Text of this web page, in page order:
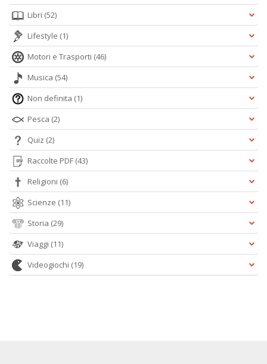
Libri (52)
Lifestyle (1)
Motori e Trasporti (46)
Musica (54)
Non definita (1)
Pesca (2)
Quiz (2)
Raccolte PDF (43)
Religioni (6)
Scienze (11)
Storia (29)
Viaggi (11)
Videogiochi (19)